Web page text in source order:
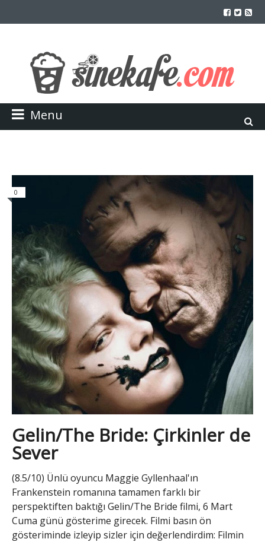
Menu
0
Gelin/The Bride: Çirkinler de
Sever
(8.5/10) Ünlü oyuncu Maggie Gyllenhaal'ın
Frankenstein romanına tamamen farklı bir
perspektiften baktığı Gelin/The Bride filmi, 6 Mart
Cuma günü gösterime girecek. Filmi basın ön
gösteriminde izleyip sizler için değerlendirdim: Filmin